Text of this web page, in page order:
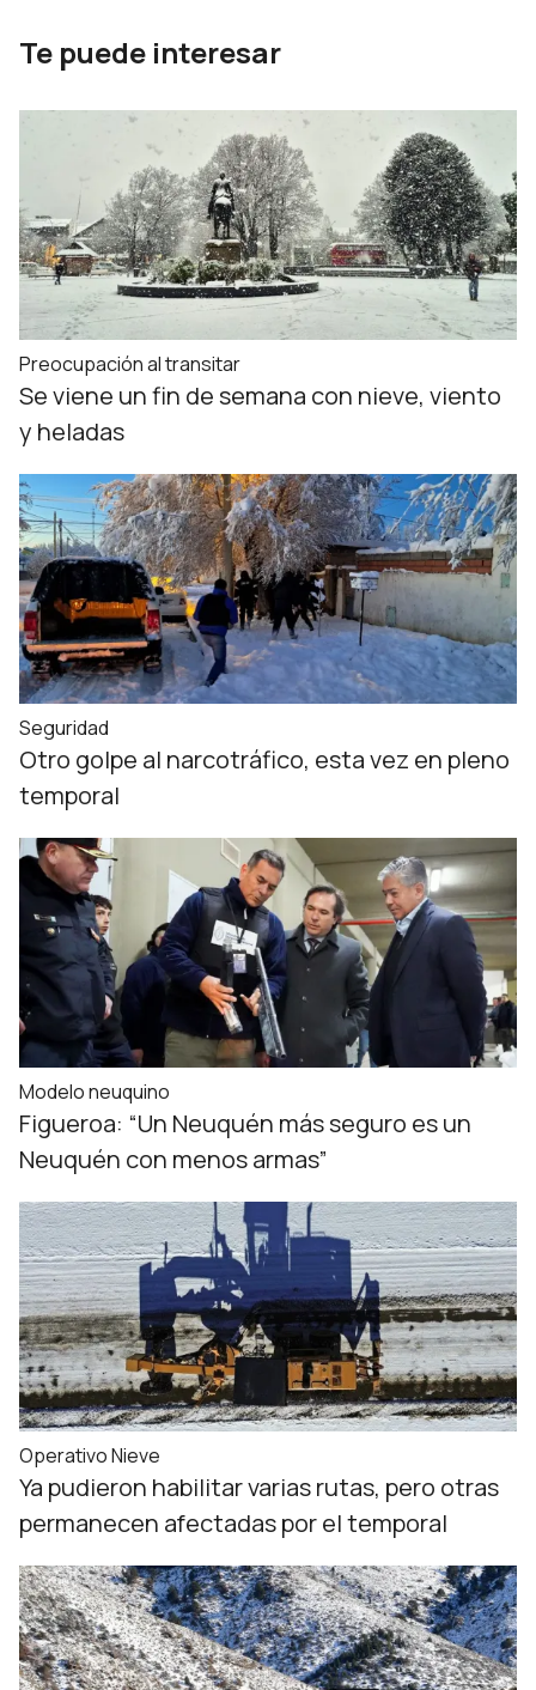
Te puede interesar
Preocupación al transitar
Se viene un fin de semana con nieve, viento
y heladas
Seguridad
Otro golpe al narcotráfico, esta vez en pleno
temporal
Modelo neuquino
Figueroa: “Un Neuquén más seguro es un
Neuquén con menos armas”
Operativo Nieve
Ya pudieron habilitar varias rutas, pero otras
permanecen afectadas por el temporal